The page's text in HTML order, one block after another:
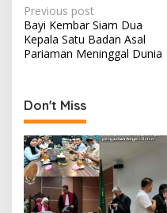
P
o
s
n
a
v
i
g
Previous post
Bayi Kembar Siam Dua
Kepala Satu Badan Asal
Pariaman Meninggal Dunia
Don't Miss